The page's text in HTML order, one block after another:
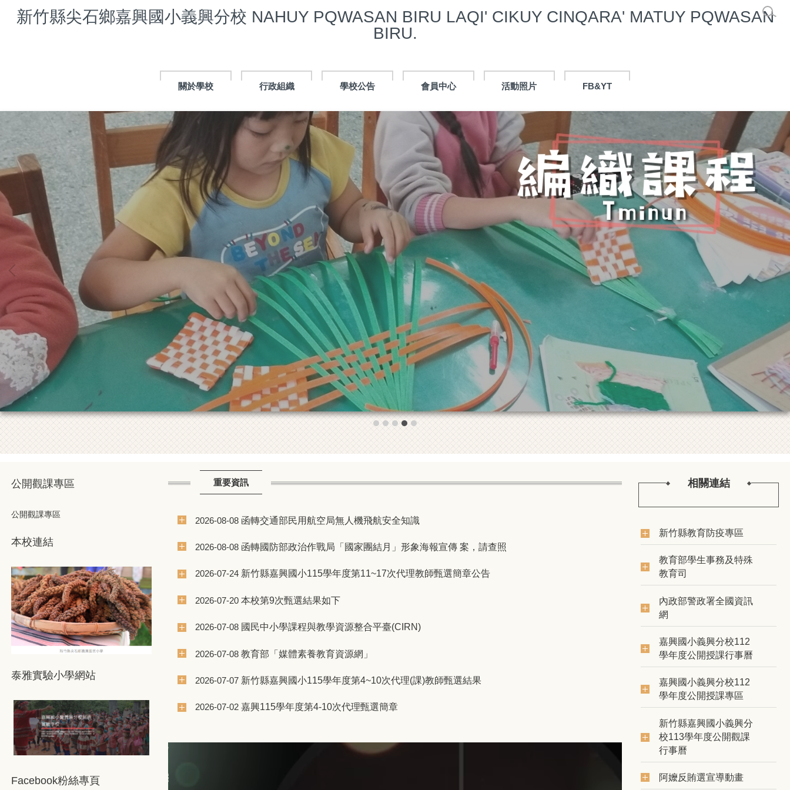
新竹縣尖石鄉嘉興國小義興分校 NAHUY PQWASAN BIRU LAQI' CIKUY CINQARA' MATUY PQWASAN
BIRU.
關於學校 行政組織 學校公告 會員中心 活動照片 FB&YT
公開觀課專區
公開觀課專區
本校連結
泰雅實驗小學網站
Facebook粉絲專頁
重要資訊
案，請查照
簡章公告
選結果
2026-08-08 函轉交通部民用航空局無人機飛航安全知識
2026-08-08 函轉國防部政治作戰局「國家團結月」形象海報宣傳 案，請查照
2026-07-24 新竹縣嘉興國小115學年度第11~17次代理教師甄選簡章公告
2026-07-20本校第9次甄選結果如下
2026-07-08 國民中小學課程與教學資源整合平臺(CIRN)
2026-07-08教育部「媒體素養教育資源網」
2026-07-07 新竹縣嘉興國小115學年度第4~10次代理(課)教師甄選結果
2026-07-02嘉興115學年度第4-10次代理甄選簡章
2026-08-08函轉國防部政治作戰局
2026-07-24新竹縣嘉興國小115學年
2026-07-20本校第9次甄選結果如下
2026-07-08國民中小學課程與教學
2026-07-08教育部「媒體素養教育資
2026-07-07新竹縣嘉興國小115學年
2026-07-02嘉興115學年度第4-10次
相關連結
新竹縣教育防疫專區
教育部學生事務及特殊
教育司
內政部警政署全國資訊
網
嘉興國小義興分校112
學年度公開授課行事曆
嘉興國小義興分校112
學年度公開授課專區
新竹縣嘉興國小義興分
校113學年度公開觀課
行事曆
阿嬤反賄選宣導動畫